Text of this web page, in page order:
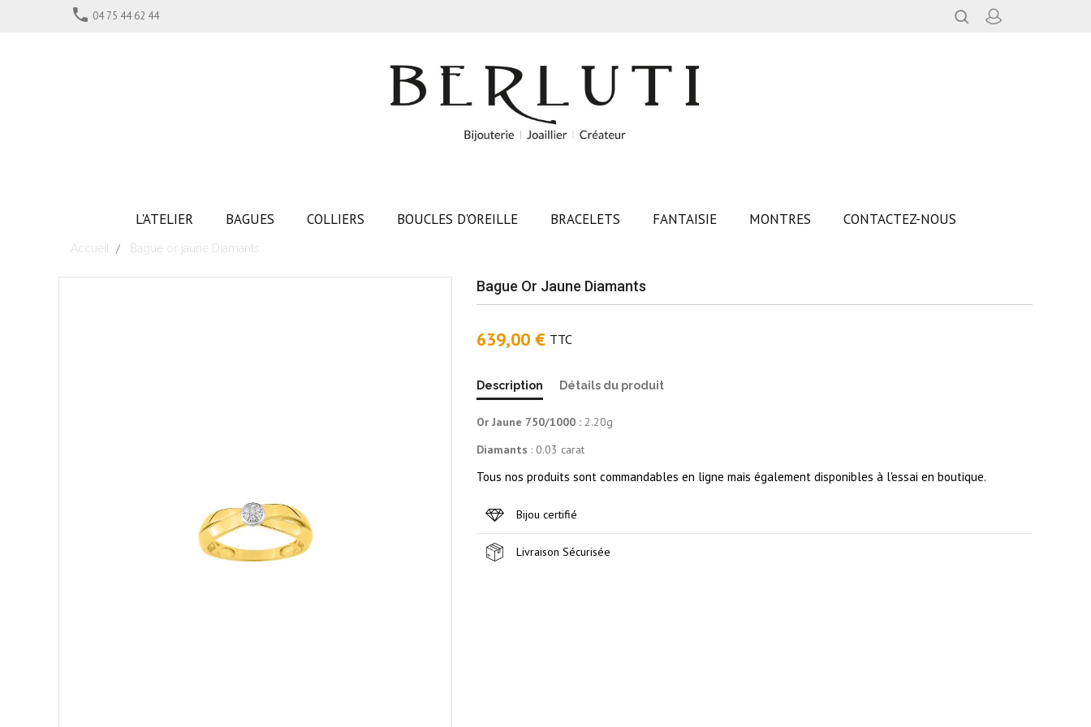
 04 75 44 62 44
L'ATELIER BAGUES COLLIERS BOUCLES D'OREILLE BRACELETS FANTAISIE MONTRES CONTACTEZ-NOUS
Accueil Bague or jaune Diamants
Bague Or Jaune Diamants
639,00 € TTC
Description Détails du produit
Or Jaune 750/1000 : 2.20g
Diamants : 0.03 carat
Tous nos produits sont commandables en ligne mais également disponibles à l'essai en boutique.
Bijou certifié
Livraison Sécurisée